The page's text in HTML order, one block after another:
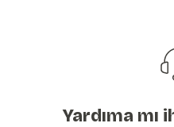
Bu ürüne benzer farklı
Yardıma mı